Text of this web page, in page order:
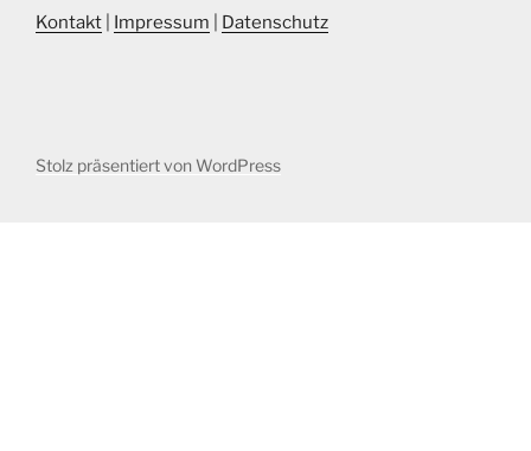
Kontakt Impressum Datenschutz
Stolz präsentiert von WordPress